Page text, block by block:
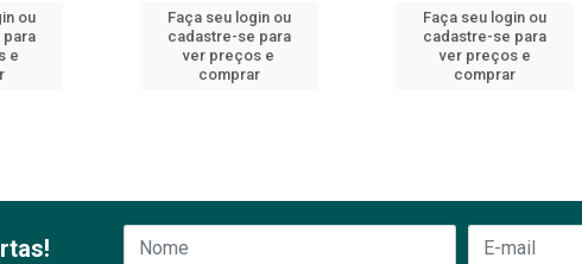
ou
e
Faça seu login ou
cadastre-se para
ver preços e
comprar
Faça seu login ou
cadastre-se para
ver preços e
comprar